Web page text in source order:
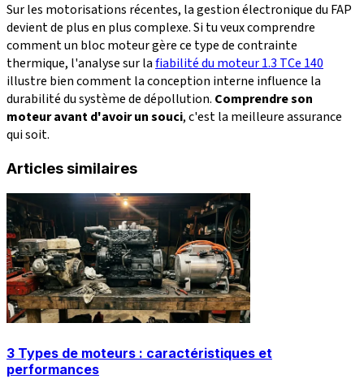
Sur les motorisations récentes, la gestion électronique du FAP
devient de plus en plus complexe. Si tu veux comprendre
comment un bloc moteur gère ce type de contrainte
thermique, l'analyse sur lafiabilité du moteur 1.3 TCe 140
illustre bien comment la conception interne influence la
durabilité du système de dépollution. Comprendre son
moteur avant d'avoir un souci, c'est la meilleure assurance
qui soit.
Articles similaires
3 Types de moteurs : caractéristiques et
performances